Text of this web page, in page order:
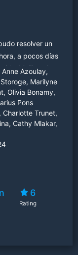
resolver un
a pocos días
Malik se lo
indaga en el
El patrón es
Malik
las cosas
Azoulay,
Marilyne
Olivia Bonamy,
Pons
Charlotte Trunet,
Cathy Mlakar,
6
Rating